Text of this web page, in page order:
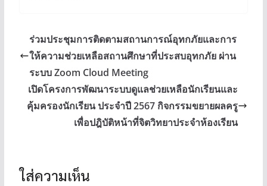
ร่วมประชุมการติดตามสถานการณ์อุทกภัยและการ
ให้ความช่วยเหลือสถานศึกษาที่ประสบอุทกภัย ผ่าน
ระบบ Zoom Cloud Meeting
เปิดโครงการพัฒนาระบบดูแลช่วยเหลือนักเรียนและ
คุ้มครองนักเรียน ประจำปี 2567 กิจกรรมขยายผลครู
เพื่อปฎิบัติหน้าที่จิตวิทยาประจำห้องเรียน
ใส่ความเห็น